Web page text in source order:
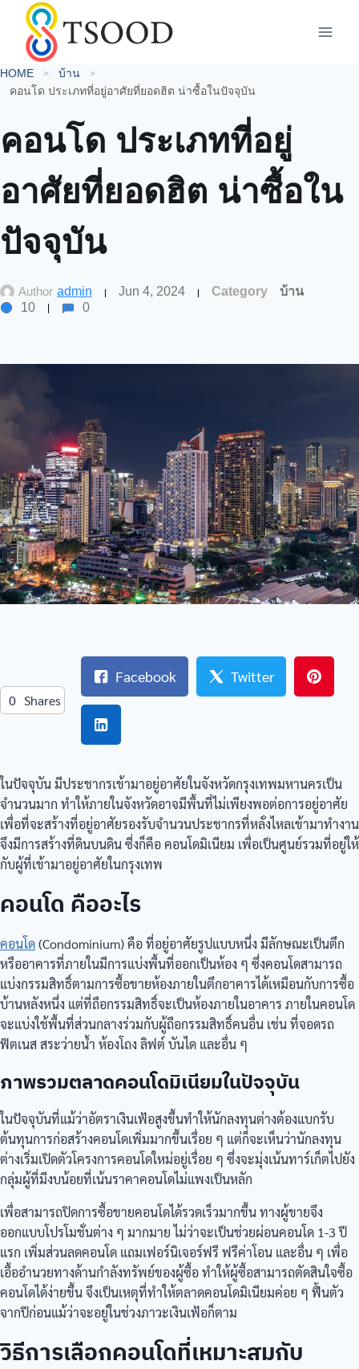
content
HOME
บ้าน
คอนโด ประเภทที่อยู่อาศัยที่ยอดฮิต น่าซื้อในปัจจุบัน
คอนโด ประเภทที่อยู่
อาศัยที่ยอดฮิต น่าซื้อใน
ปัจจุบัน
Author admin Jun 4, 2024 Category
บ้าน
10
0
0 Shares
Facebook Twitter
ในปัจจุบัน มีประชากรเข้ามาอยู่อาศัยในจังหวัดกรุงเทพมหานครเป็น
จำนวนมาก ทำให้ภายในจังหวัดอาจมีพื้นที่ไม่เพียงพอต่อการอยู่อาศัย
เพื่อที่จะสร้างที่อยู่อาศัยรองรับจำนวนประชากรที่หลั่งไหลเข้ามาทำงาน
จึงมีการสร้างที่ดินบนดิน ซี่งก็คือ คอนโดมิเนียม เพื่อเป็นศูนย์รวมที่อยู่ให้
กับผู้ที่เข้ามาอยู่อาศัยในกรุงเทพ
คอนโด คืออะไร
คอนโด(Condominium) คือ ที่อยู่อาศัยรูปแบบหนึ่ง มีลักษณะเป็นตึก
หรืออาคารที่ภายในมีการแบ่งพื้นที่ออกเป็นห้อง ๆ ซึ่งคอนโดสามารถ
แบ่งกรรมสิทธิ์ตามการซื้อขายห้องภายในตึกอาคารได้เหมือนกับการซื้อ
บ้านหลังหนึ่ง แต่ที่ถือกรรมสิทธิ์จะเป็นห้องภายในอาคาร ภายในคอนโด
จะแบ่งใช้พื้นที่ส่วนกลางร่วมกับผู้ถือกรรมสิทธิ์คนอื่น เช่น ที่จอดรถ
ฟิตเนส สระว่ายน้ำ ห้องโถง ลิฟต์ บันได และอื่น ๆ
ภาพรวมตลาดคอนโดมิเนียมในปัจจุบัน
ในปัจจุบันที่แม้ว่าอัตราเงินเฟ้อสูงขึ้นทำให้นักลงทุนต่างต้องแบกรับ
ต้นทุนการก่อสร้างคอนโดเพิ่มมากขึ้นเรื่อย ๆ แต่ก็จะเห็นว่านักลงทุน
ต่างเริ่มเปิดตัวโครงการคอนโดใหม่อยู่เรื่อย ๆ ซึ่งจะมุ่งเน้นทาร์เก็ตไปยัง
กลุ่มผู้ที่มีงบน้อยที่เน้นราคาคอนโดไม่แพงเป็นหลัก
เพื่อสามารถปิดการซื้อขายคอนโดได้รวดเร็วมากขึ้น ทางผู้ขายจึง
ออกแบบโปรโมชั่นต่าง ๆ มากมาย ไม่ว่าจะเป็นช่วยผ่อนคอนโด 1-3 ปี
แรก เพิ่มส่วนลดคอนโด แถมเฟอร์นิเจอร์ฟรี ฟรีค่าโอน และอื่น ๆ เพื่อ
เอื้ออำนวยทางด้านกำลังทรัพย์ของผู้ซื้อ ทำให้ผู้ซื้อสามารถตัดสินใจซื้อ
คอนโดได้ง่ายขึ้น จึงเป็นเหตุที่ทำให้ตลาดคอนโดมิเนียมค่อย ๆ ฟื้นตัว
จากปีก่อนแม้ว่าจะอยู่ในช่วงภาวะเงินเฟ้อก็ตาม
วิธีการเลือกคอนโดที่เหมาะสมกับ